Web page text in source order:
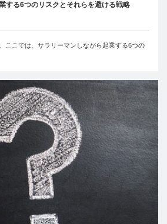
する6つのリスクとそれらを避ける戦略
ここでは、サラリーマンしながら起業する6つの